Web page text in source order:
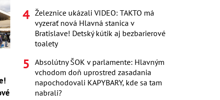
Železnice ukázali VIDEO: TAKTO má
vyzerať nová Hlavná stanica v
Bratislave! Detský kútik aj bezbarierové
toalety
Absolútny ŠOK v parlamente: Hlavným
vchodom doň uprostred zasadania
napochodovali KAPYBARY, kde sa tam
nabrali?